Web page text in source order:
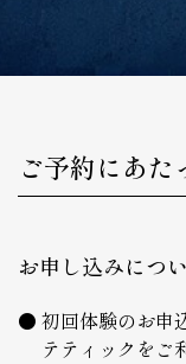
ご予約にあ
お申し込みにつ
初回体験のお申
テティックをご